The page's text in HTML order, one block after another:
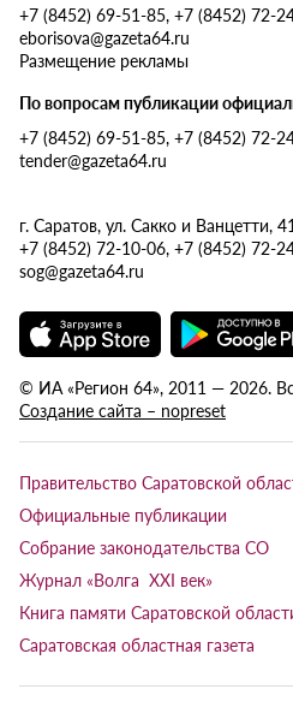
+7 (8452) 69-51-85, +7 (8452) 72-
eborisova@gazeta64.ru
Размещение рекламы
По вопросам публикации
+7 (8452) 69-51-85, +7 (8452) 72-
tender@gazeta64.ru
г. Саратов, ул. Сакко и Ванцетти,
+7 (8452) 72-10-06, +7 (8452) 72-
sog@gazeta64.ru
© ИА «Регион 64», 2011 — 2026.
Создание сайта – nopreset
Правительство Саратовской
Официальные публикации
Собрание законодательства СО
Журнал «Волга XXI век»
Книга памяти Саратовской
Саратовская областная газета